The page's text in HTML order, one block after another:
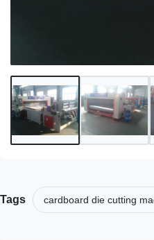
Tags cardboard die cutting